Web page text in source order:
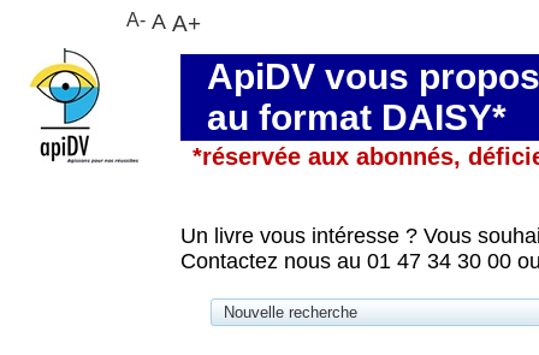
ApiDV vous
au format DAISY*
*réservée aux abonnés,
Un livre vous intéresse ? Vous
Contactez nous au 01 47 34 30 00
Nouvelle recherche
A- A A+